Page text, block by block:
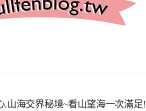
山海交界秘境~看山望海一次滿足!